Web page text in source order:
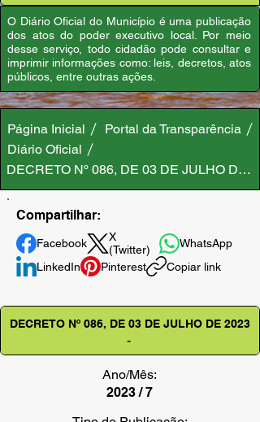
O Diário Oficial do Município é uma publicação
dos atos do poder executivo local. Por meio
desse serviço, todo cidadão pode consultar e
imprimir informações como: leis, decretos, atos
públicos, entre outras ações.
Página Inicial
Portal da Transparência
Diário Oficial
DECRETO Nº 086, DE 03 DE JULHO DE
Compartilhar:
Facebook
X
(Twitter)
WhatsApp
LinkedIn
Pinterest Copiar link
DECRETO Nº 086, DE 03 DE JULHO DE 2023
-
Ano/Mês:
2023 / 7